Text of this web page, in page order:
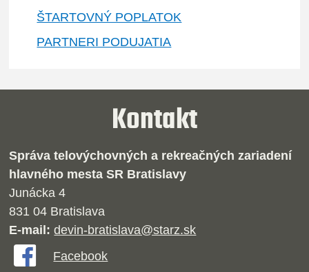
ŠTARTOVNÝ POPLATOK
PARTNERI PODUJATIA
Kontakt
Správa telovýchovných a rekreačných zariadení
hlavného mesta SR Bratislavy
Junácka 4
831 04 Bratislava
E-mail: devin-bratislava@starz.sk
Facebook